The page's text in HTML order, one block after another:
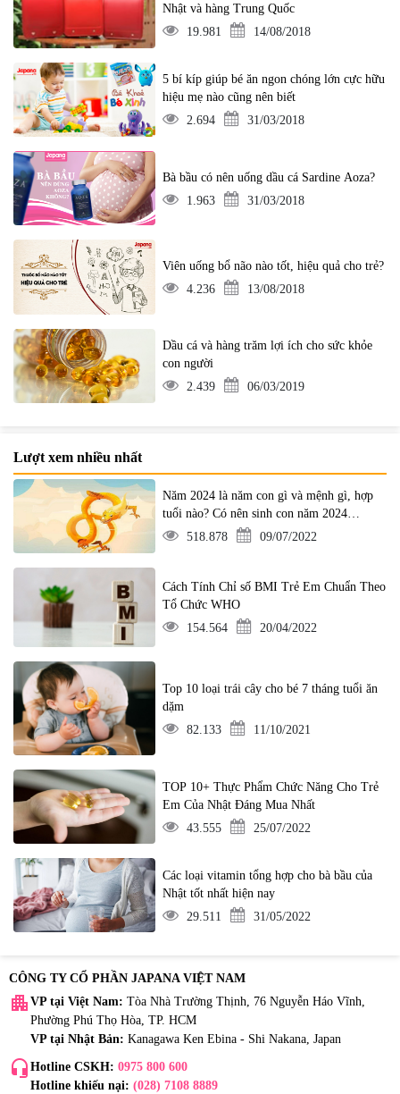
Nhật và hàng Trung Quốc
19.981
14/08/2018
5 bí kíp giúp bé ăn ngon chóng lớn cực hữu
hiệu mẹ nào cũng nên biết
2.694
31/03/2018
Bà bầu có nên uống dầu cá Sardine Aoza?
1.963
31/03/2018
Viên uống bổ não nào tốt, hiệu quả cho trẻ?
4.236
13/08/2018
Dầu cá và hàng trăm lợi ích cho sức khỏe
con người
2.439
06/03/2019
Lượt xem nhiều nhất
Năm 2024 là năm con gì và mệnh gì, hợp
tuổi nào? Có nên sinh con năm 2024
không?518.878 09/07/2022
Cách Tính Chỉ số BMI Trẻ Em Chuẩn Theo
Tổ Chức WHO
154.564
20/04/2022
Top 10 loại trái cây cho bé 7 tháng tuổi ăn
dặm
82.133
11/10/2021
TOP 10+ Thực Phẩm Chức Năng Cho Trẻ
Em Của Nhật Đáng Mua Nhất
43.555
25/07/2022
Các loại vitamin tổng hợp cho bà bầu của
Nhật tốt nhất hiện nay
29.511
31/05/2022
CÔNG TY CỔ PHẦN JAPANA VIỆT NAM
apartment VP tại Việt Nam: Tòa Nhà Trường Thịnh, 76 Nguyễn Háo Vĩnh,
Phường Phú Thọ Hòa, TP. HCM
VP tại Nhật Bản: Kanagawa Ken Ebina - Shi Nakana, Japan
headset_mic Hotline CSKH: 0975 800 600
Hotline khiếu nại: (028) 7108 8889